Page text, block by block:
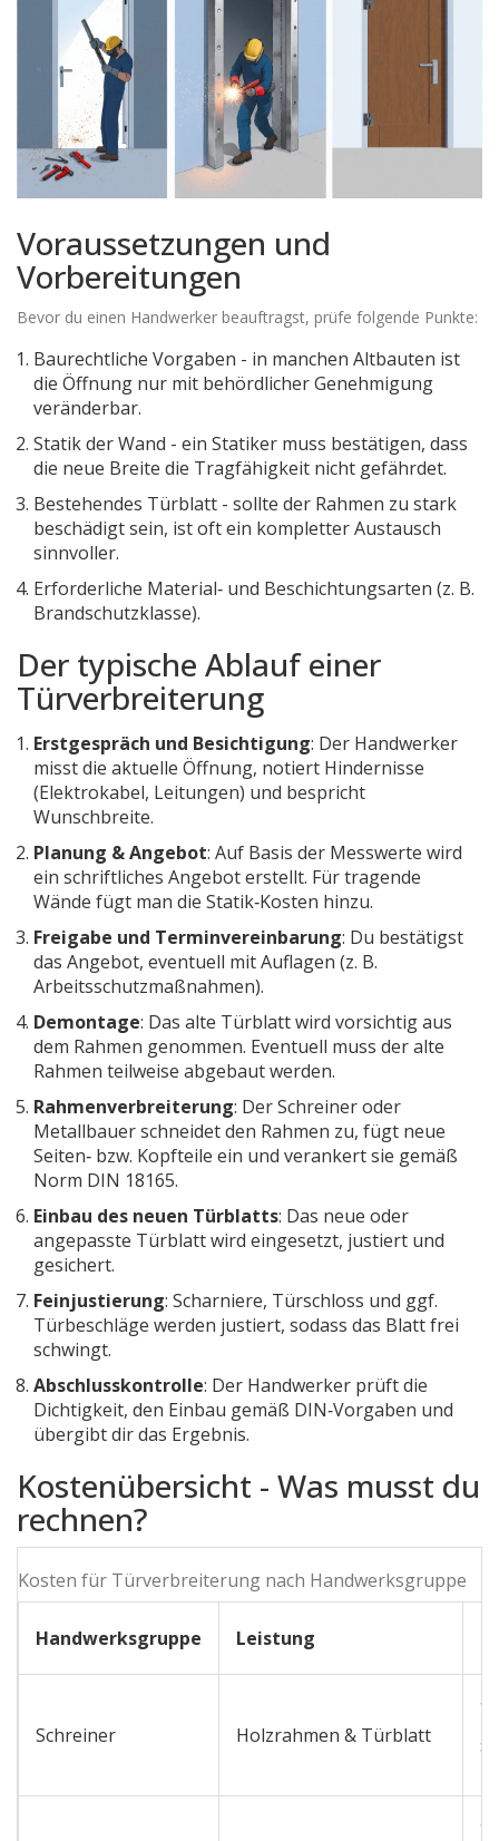
Voraussetzungen und
Vorbereitungen
Bevor du einen Handwerker beauftragst, prüfe folgende Punkte:
Baurechtliche Vorgaben - in manchen Altbauten ist
die Öffnung nur mit behördlicher Genehmigung
veränderbar.
Statik der Wand - ein Statiker muss bestätigen, dass
die neue Breite die Tragfähigkeit nicht gefährdet.
Bestehendes Türblatt - sollte der Rahmen zu stark
beschädigt sein, ist oft ein kompletter Austausch
sinnvoller.
Erforderliche Material‑ und Beschichtungsarten (z. B.
Brandschutzklasse).
Der typische Ablauf einer
Türverbreiterung
Erstgespräch und Besichtigung: Der Handwerker
misst die aktuelle Öffnung, notiert Hindernisse
(Elektrokabel, Leitungen) und bespricht
Wunschbreite.
Planung & Angebot: Auf Basis der Messwerte wird
ein schriftliches Angebot erstellt. Für tragende
Wände fügt man die Statik‑Kosten hinzu.
Freigabe und Terminvereinbarung: Du bestätigst
das Angebot, eventuell mit Auflagen (z. B.
Arbeitsschutzmaßnahmen).
Demontage: Das alte Türblatt wird vorsichtig aus
dem Rahmen genommen. Eventuell muss der alte
Rahmen teilweise abgebaut werden.
Rahmenverbreiterung: Der Schreiner oder
Metallbauer schneidet den Rahmen zu, fügt neue
Seiten‑ bzw. Kopfteile ein und verankert sie gemäß
Norm DIN 18165.
Einbau des neuen Türblatts: Das neue oder
angepasste Türblatt wird eingesetzt, justiert und
gesichert.
Feinjustierung: Scharniere, Türschloss und ggf.
Türbeschläge werden justiert, sodass das Blatt frei
schwingt.
Abschlusskontrolle: Der Handwerker prüft die
Dichtigkeit, den Einbau gemäß DIN‑Vorgaben und
übergibt dir das Ergebnis.
Kostenübersicht - Was musst du
rechnen?
Kosten für Türverbreiterung nach Handwerksgruppe
Handwerksgruppe Leistung
Schreiner Holzrahmen & Türblatt